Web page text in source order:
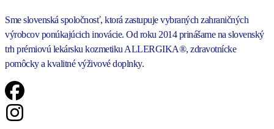
Sme slovenská spoločnosť, ktorá zastupuje vybraných zahraničných
výrobcov ponúkajúcich inovácie. Od roku 2014 prinášame na slovenský
trh prémiovú lekársku kozmetiku ALLERGIKA®, zdravotnícke
pomôcky a kvalitné výživové doplnky.